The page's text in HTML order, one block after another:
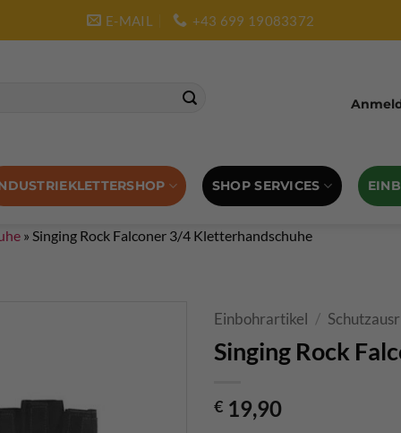
E-MAIL +43 699 19083372
SHOP SERVICES
» Singing Rock Falconer 3/4 Kletterhandschuhe
Einbohrartikel /
Singing Rock
€ 19,90